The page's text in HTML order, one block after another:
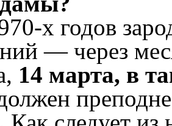
х годов
— через
14 марта, в